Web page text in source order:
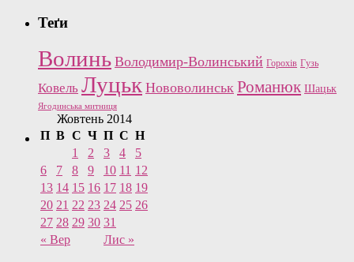
Теґи
Волинь Володимир-Волинський Горохів Гузь
Ковель Луцьк Нововолинськ Романюк Шацьк
Ягодинська митниця
Жовтень 2014
П В С Ч П С Н
« Вер Лис »
1 2 3 4
5
6
7 8 9 10 11 12
13 14 15 16 17 18 19
20 21 22 23 24 25 26
27 28 29 30 31